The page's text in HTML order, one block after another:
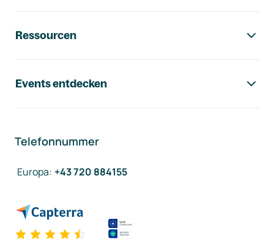
Ressourcen
Events entdecken
Telefonnummer
Europa: +43 720 884155